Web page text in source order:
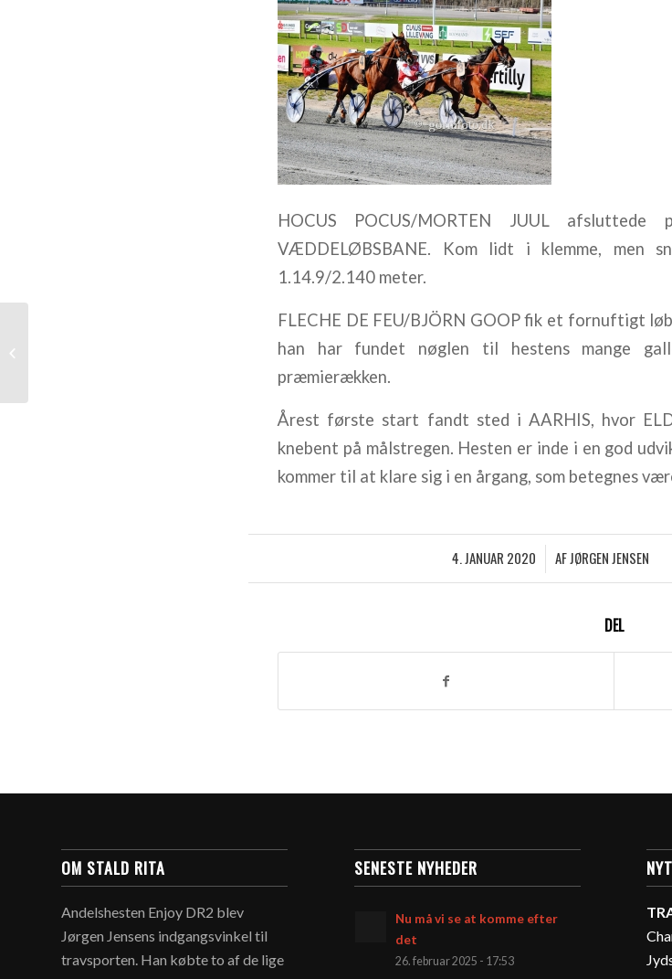
HOCUS POCUS/MORTEN JUUL
VÆDDELØBSBANE. Kom lidt i klemme, men
1.14.9/2.140 meter.
FLECHE DE FEU/BJÖRN GOOP fik et fornuftigt
han har fundet nøglen til hestens mange
præmierækken.
Årest første start fandt sted i AARHIS, hvor
knebent på målstregen. Hesten er inde i en god
kommer til at klare sig i en årgang, som betegnes
4. JANUAR 2020
/ AFJØRGEN JENSEN
DEL
OM STALD RITA
Andelshesten Enjoy DR2 blev
Jørgen Jensens indgangsvinkel til
travsporten. Han købte to af de lige
SENESTE NYHEDER
Nu må vi se at komme efter
det
26. februar 2025 - 17:53